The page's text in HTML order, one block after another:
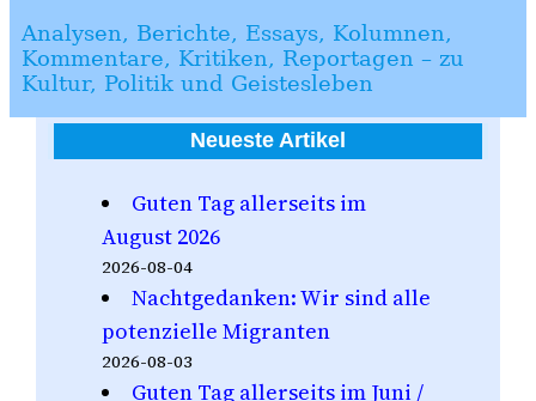
Analysen, Berichte, Essays, Kolumnen,
Kommentare, Kritiken, Reportagen – zu
Kultur, Politik und Geistesleben
Neueste Artikel
Guten Tag allerseits im
August 2026
2026-08-04
Nachtgedanken: Wir sind alle
potenzielle Migranten
2026-08-03
Guten Tag allerseits im Juni /